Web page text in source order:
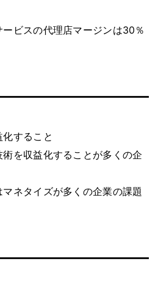
ビスの代理店マージンは30％
すること
を収益化することが多くの企
ネタイズが多くの企業の課題